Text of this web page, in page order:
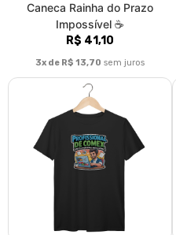
Caneca Rainha do Prazo
Impossível ☕
R$ 41,10
3x de R$ 13,70 sem juros